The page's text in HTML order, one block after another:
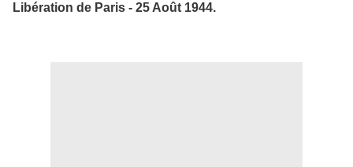
Libération de Paris - 25 Août 1944.